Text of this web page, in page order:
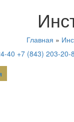
40 +7 (843) 203-20-
Главная »